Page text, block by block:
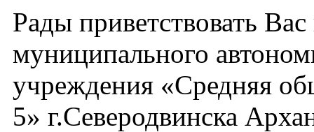
Рады приветствовать
муниципального
учреждения «Средняя
5» г.Северодвинска